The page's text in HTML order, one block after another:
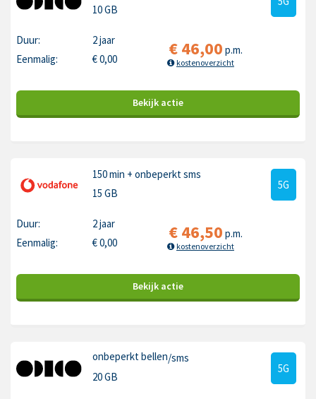
10 GB
Duur:
2 jaar
Eenmalig:
€0,00 €46,00 p.m.
kostenoverzicht
Bekijk actie
150 min + onbeperkt sms
15 GB
5G
Duur:
2 jaar
Eenmalig:
€0,00 €46,50 p.m.
kostenoverzicht
Bekijk actie
onbeperkt bellen/sms
20 GB
5G